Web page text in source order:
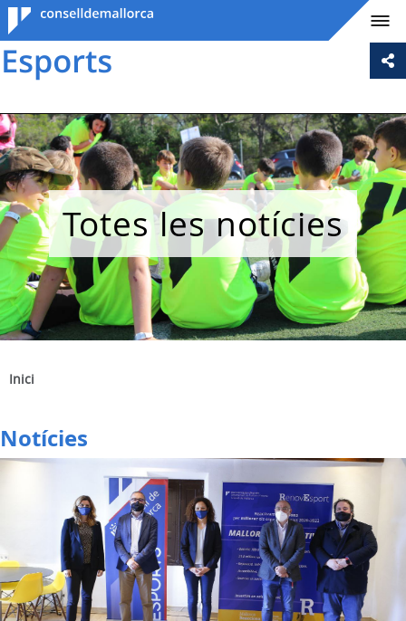
Consell de
Mallorca
Totes les notícies
Inici
Notícies